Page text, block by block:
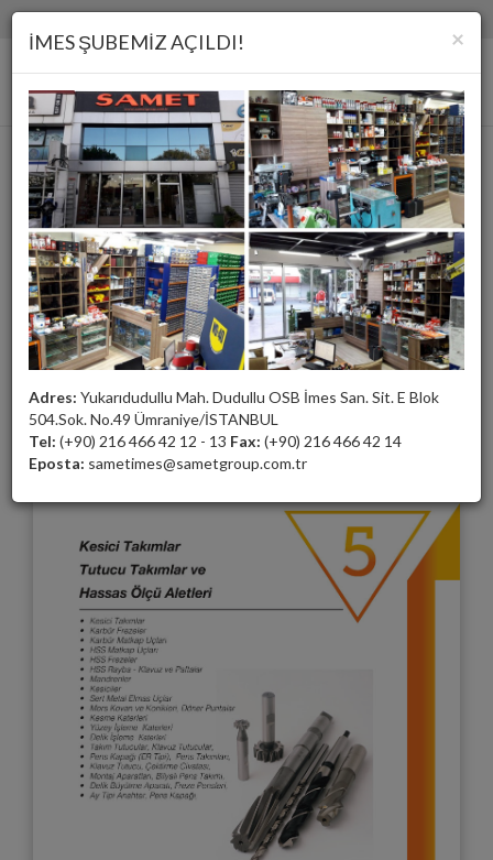
Mandrenler
×
İMES ŞUBEMİZ AÇILDI!
Adres: Yukarıdudullu Mah. Dudullu OSB İmes San. Sit. E Blok
504.Sok. No.49 Ümraniye/İSTANBUL
Tel: (+90) 216 466 42 12 - 13 Fax: (+90) 216 466 42 14
Eposta: sametimes@sametgroup.com.tr